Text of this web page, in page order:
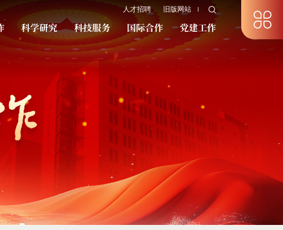
人才招聘 旧版网站
科学研究 科技服务 国际合作 党建工作